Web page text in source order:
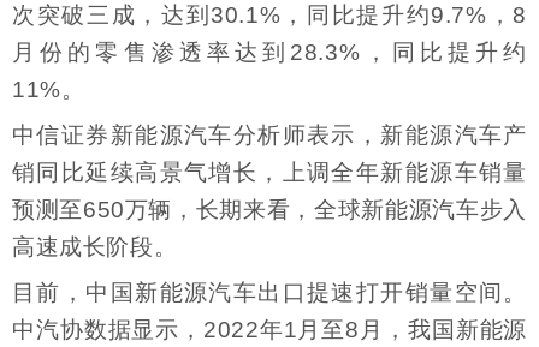
次突破三成，达到30.1%，同比提升约9.7%，8
月份的零售渗透率达到28.3%，同比提升约
11%。
中信证券新能源汽车分析师表示，新能源汽车产
销同比延续高景气增长，上调全年新能源车销量
预测至650万辆，长期来看，全球新能源汽车步入
高速成长阶段。
目前，中国新能源汽车出口提速打开销量空间。
中汽协数据显示，2022年1月至8月，我国新能源